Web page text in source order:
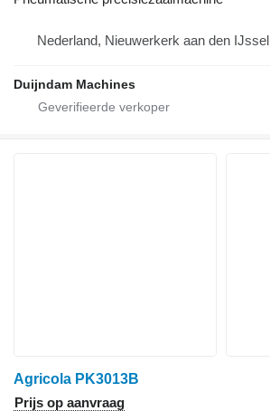
Nederland, Nieuwerkerk aan den IJssel
Duijndam Machines
Agricola PK3013B
Prijs op aanvraag